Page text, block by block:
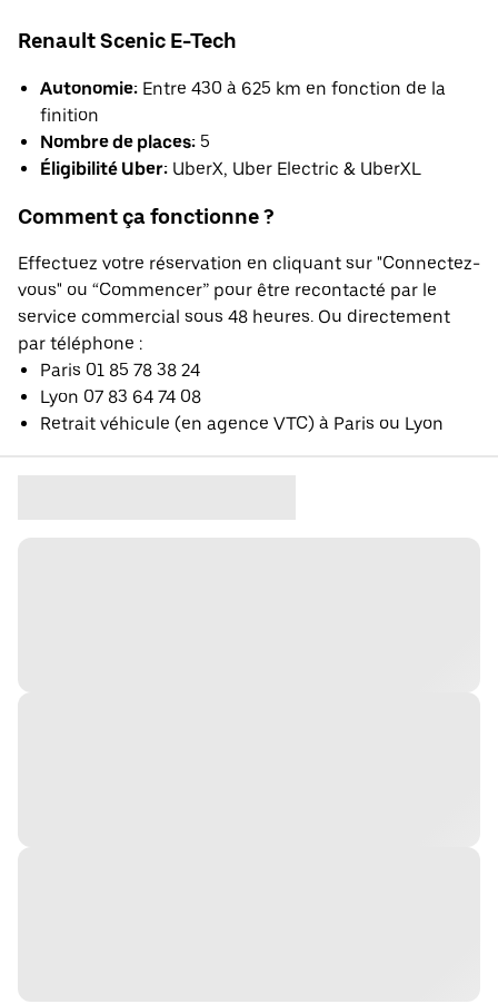
Renault Scenic E-Tech
Autonomie: Entre 430 à 625 km en fonction de la
finition
Nombre de places: 5
Éligibilité Uber: UberX, Uber Electric & UberXL
Comment ça fonctionne ?
Effectuez votre réservation en cliquant sur "Connectez-
vous" ou “Commencer” pour être recontacté par le
service commercial sous 48 heures. Ou directement
par téléphone :
Paris 01 85 78 38 24
Lyon 07 83 64 74 08
Retrait véhicule (en agence VTC) à Paris ou Lyon